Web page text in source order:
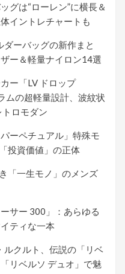
グは“ローレン”に横長＆
イントレチャートも
ダーバッグの新作まと
ー＆軽量ナイロン14選
ー「LV ドロップ
ムの超軽量設計、波紋状
ロモダン
ーペチュアル」特殊モ
投資価値」の正体
「一生モノ」のメンズ
サー 300」：あらゆる
ティな一本
ルクルト、伝説の「リベ
リベルソ デュオ」で魅